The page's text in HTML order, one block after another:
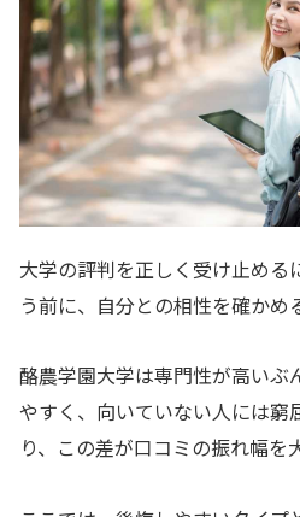
大学の評判を正しく受け止める
う前に、自分との相性を確かめ
酪農学園大学は専門性が高いぶ
やすく、向いていない人には窮
り、この差が口コミの振れ幅を